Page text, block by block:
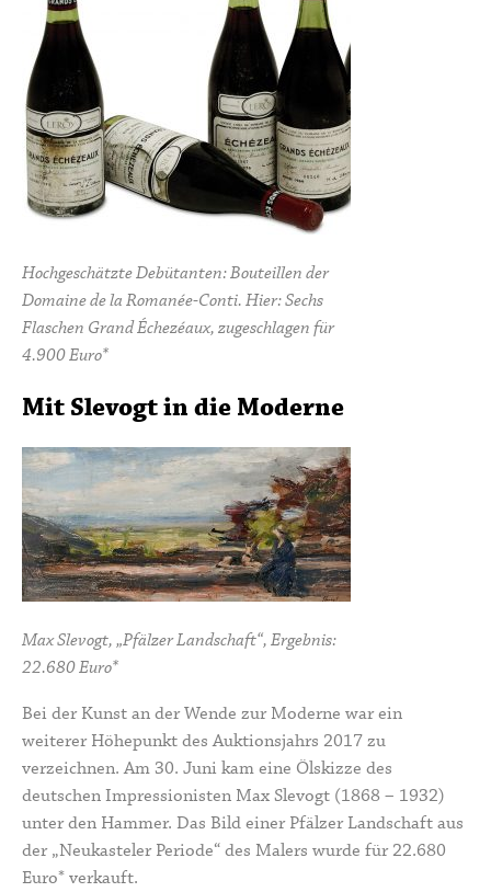
Hochgeschätzte Debütanten: Bouteillen der
Domaine de la Romanée-Conti. Hier: Sechs
Flaschen Grand Échezéaux, zugeschlagen für
4.900 Euro*
Mit Slevogt in die Moderne
Max Slevogt, „Pfälzer Landschaft“, Ergebnis:
22.680 Euro*
Bei der Kunst an der Wende zur Moderne war ein
weiterer Höhepunkt des Auktionsjahrs 2017 zu
verzeichnen. Am 30. Juni kam eine Ölskizze des
deutschen ImpressionistenMax Slevogt (1868 – 1932)
unter den Hammer. Das Bild einer Pfälzer Landschaft aus
der „Neukasteler Periode“ des Malers wurde für 22.680
Euro* verkauft.